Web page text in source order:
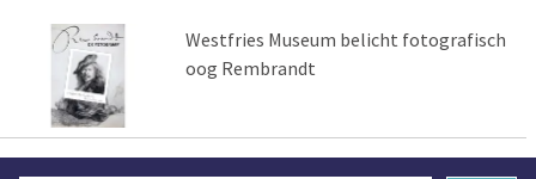
Westfries Museum belicht fotografisch
oog Rembrandt